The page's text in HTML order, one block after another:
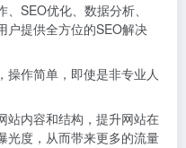
、SEO优化、数据分析、
户提供全方位的SEO解决
操作简单，即使是非专业人
站内容和结构，提升网站在
光度，从而带来更多的流量